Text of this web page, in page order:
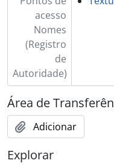
[Dossiê] BR ESAPEES
[Dossiê] BR ESAPEES
[Dossiê] BR ESAPEES
[Dossiê] BR ESAPEES
[Dossiê] BR ESAPEES
[Dossiê] BR ESAPEES
[Dossiê] BR
[Dossiê] BR ESAPEES
[Dossiê] BR ESAPEES
acesso
Nomes
(Registro
de
Autoridade)
Área de
Adicionar
Explorar